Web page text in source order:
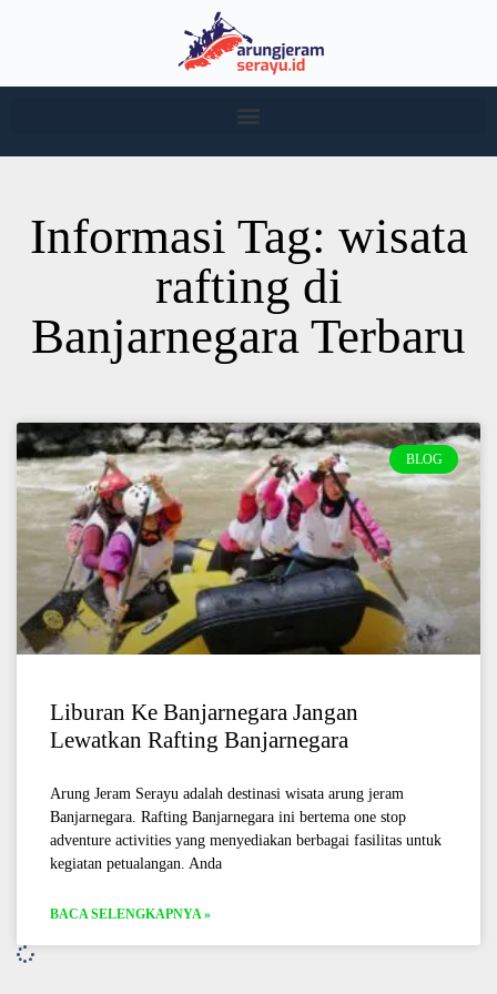
Informasi Tag: wisata
rafting di
Banjarnegara Terbaru
BLOG
Liburan Ke Banjarnegara Jangan
Lewatkan Rafting Banjarnegara
Arung Jeram Serayu adalah destinasi wisata arung jeram
Banjarnegara. Rafting Banjarnegara ini bertema one stop
adventure activities yang menyediakan berbagai fasilitas untuk
kegiatan petualangan. Anda
BACA SELENGKAPNYA »